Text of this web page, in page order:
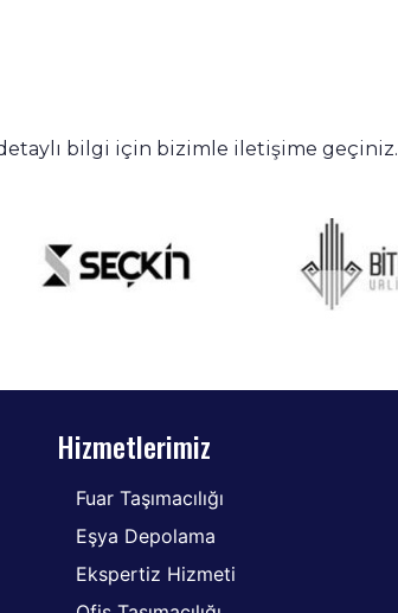
bilgi için bizimle iletişime geçiniz.
Hizmetlerimiz
Fuar Taşımacılığı
Eşya Depolama
Ekspertiz Hizmeti